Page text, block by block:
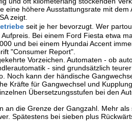
eine höhere Ausstattungsrate mit
zeigt.
seit je her bevorzugt. Wer
Bei einem Ford Fiesta etwa
und bei einem Hyundai Accent
"Consumer Report".
Vorzeichen. Automaten - ob
- sind grundsätzlich
Noch kann der händische
Kräfte für Gangwechsel und
Übersetzungsstufen bei den
an die Grenze der Gangzahl. Mehr
Spätestens bei sieben plus